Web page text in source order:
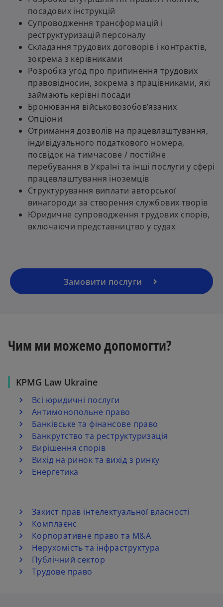
посадових інструкцій
Супроводження трансформацій і
реструктуризацій персоналу
Складання трудових договорів і контрактів,
зокрема з керівниками
Розробка угод про припинення трудових
правовідносин, зокрема з працівниками, які
займають керівні посади
Бронювання військовозобов’язаних
Опціони
Отримання дозволів на працевлаштування,
індивідуального податкового номера,
посвідок на тимчасове / постійне
перебування в Україні та інші послуги у сфері
працевлаштування іноземців
Структурування виплати авторської
винагороди за створення службових творів
Юридичне супроводження трудових спорів,
включаючи представництво у судах
Замовити послуги
Чим ми можемо допомогти?
KPMG Law Ukraine
Всі юридичні послуги
Антимонопольне право
Банківське та фінансове право
Банкрутство та реструктуризація
Вирішення спорів
Вихід на ринок та вихід з ринку
Енергетика
Захист прав інтелектуальної власності
Комплаєнс
Корпоративне право та M&A
Нерухомість та інфраструктура
Публічний сектор
Трудове право